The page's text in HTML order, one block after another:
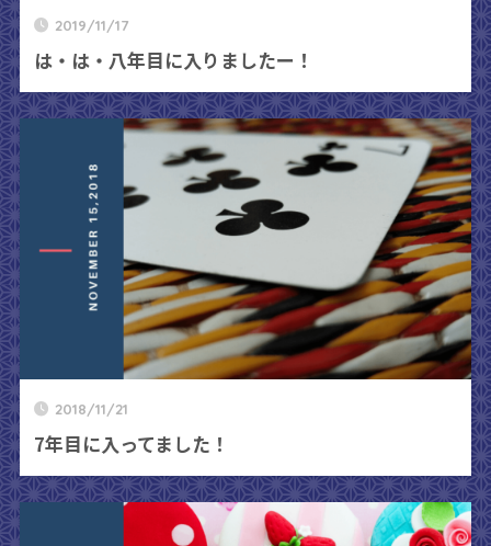
2019/11/17
は・は・八年目に入りましたー！
2018/11/21
7年目に入ってました！